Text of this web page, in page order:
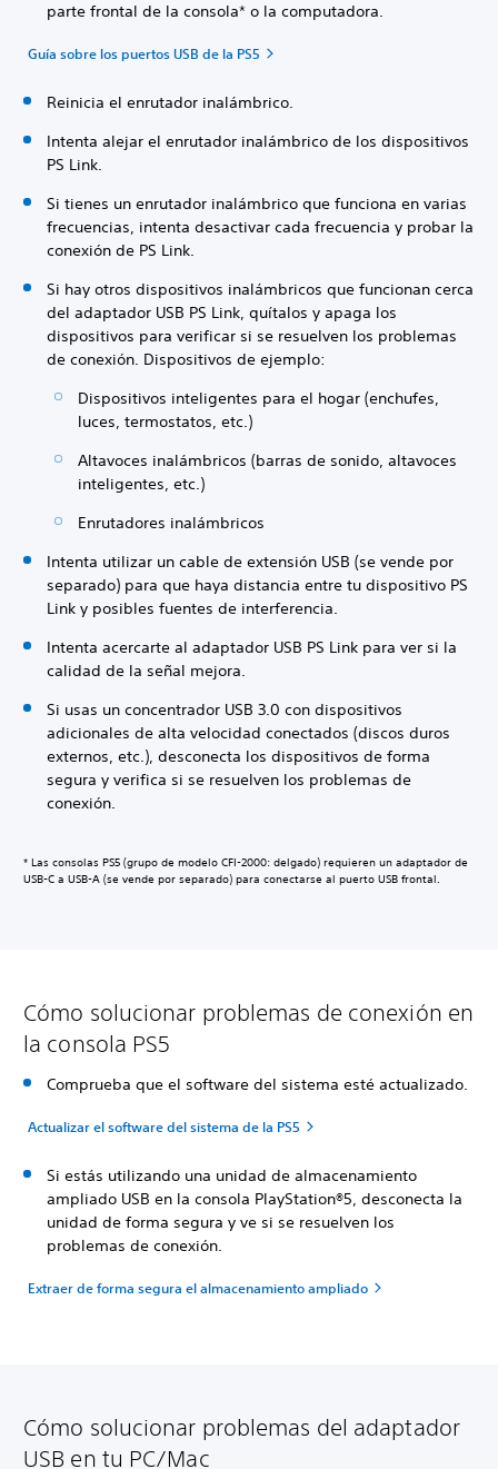
parte frontal de la consola* o la computadora.
Guía sobre los puertos USB de la PS5
Reinicia el enrutador inalámbrico.
Intenta alejar el enrutador inalámbrico de los dispositivos
PS Link.
Si tienes un enrutador inalámbrico que funciona en varias
frecuencias, intenta desactivar cada frecuencia y probar la
conexión de PS Link.
Si hay otros dispositivos inalámbricos que funcionan cerca
del adaptador USB PS Link, quítalos y apaga los
dispositivos para verificar si se resuelven los problemas
de conexión. Dispositivos de ejemplo:
Dispositivos inteligentes para el hogar (enchufes,
luces, termostatos, etc.)
Altavoces inalámbricos (barras de sonido, altavoces
inteligentes, etc.)
Enrutadores inalámbricos
Intenta utilizar un cable de extensión USB (se vende por
separado) para que haya distancia entre tu dispositivo PS
Link y posibles fuentes de interferencia.
Intenta acercarte al adaptador USB PS Link para ver si la
calidad de la señal mejora.
Si usas un concentrador USB 3.0 con dispositivos
adicionales de alta velocidad conectados (discos duros
externos, etc.), desconecta los dispositivos de forma
segura y verifica si se resuelven los problemas de
conexión.
* Las consolas PS5 (grupo de modelo CFI-2000: delgado) requieren un adaptador de
USB-C a USB-A (se vende por separado) para conectarse al puerto USB frontal.
Cómo solucionar problemas de conexión en
la consola PS5
Comprueba que el software del sistema esté actualizado.
Actualizar el software del sistema de la PS5
Si estás utilizando una unidad de almacenamiento
ampliado USB en la consola PlayStation®5, desconecta la
unidad de forma segura y ve si se resuelven los
problemas de conexión.
Extraer de forma segura el almacenamiento ampliado
Cómo solucionar problemas del adaptador
USB en tu PC/Mac